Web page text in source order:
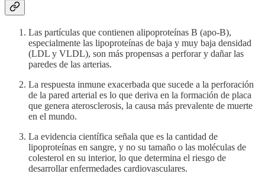
Las partículas que contienen alipoproteínas B (apo-B),
especialmente las lipoproteínas de baja y muy baja densidad
(LDL y VLDL), son más propensas a perforar y dañar las
paredes de las arterias.
La respuesta inmune exacerbada que sucede a la perforación
de la pared arterial es lo que deriva en la formación de placa
que genera aterosclerosis, la causa más prevalente de muerte
en el mundo.
La evidencia científica señala que es la cantidad de
lipoproteínas en sangre, y no su tamaño o las moléculas de
colesterol en su interior, lo que determina el riesgo de
desarrollar enfermedades cardiovasculares.